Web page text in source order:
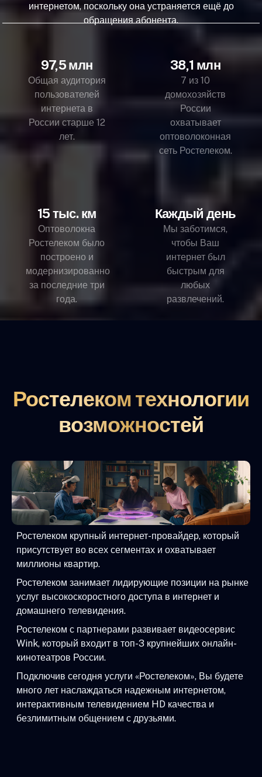
интернетом, поскольку она устраняется ещё до
обращения абонента.
97,5 млн
Общая аудитория
пользователей
интернета в
России старше 12
лет.
38,1 млн
7 из 10
домохозяйств
России
охватывает
оптоволоконная
сеть Ростелеком.
15 тыс. км
Оптоволокна
Ростелеком было
построено и
модернизированно
за последние три
года.
Каждый день
Мы заботимся,
чтобы Ваш
интернет был
быстрым для
любых
развлечений.
Ростелеком технологии
возможностей
Ростелеком крупный интернет-провайдер, который
присутствует во всех сегментах и охватывает
миллионы квартир.
Ростелеком занимает лидирующие позиции на рынке
услуг высокоскоростного доступа в интернет и
домашнего телевидения.
Ростелеком с партнерами развивает видеосервис
Wink, который входит в топ-3 крупнейших онлайн-
кинотеатров России.
Подключив сегодня услуги «Ростелеком», Вы будете
много лет наслаждаться надежным интернетом,
интерактивным телевидением HD качества и
безлимитным общением с друзьями.